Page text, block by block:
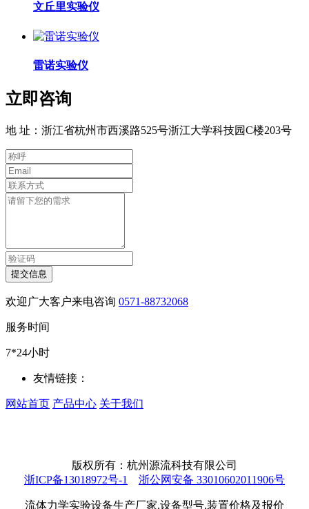
文丘里实验仪
雷诺实验仪
立即咨询
地 址：浙江省杭州市西溪路525号浙江大学科技园C楼203号
提交信息
欢迎广大客户来电咨询 0571-88732068
服务时间
7*24小时
友情链接：
网站首页 产品中心 关于我们
版权所有：杭州源流科技有限公司
浙ICP备13018972号-1
浙公网安备 33010602011906号
流体力学实验设备生产厂家,设备型号,装置价格及报价